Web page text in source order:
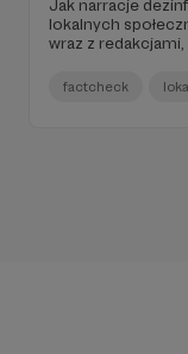
Jak narracje
lokalnych
wraz z
Demagoga na
Mysłowicach.
factcheck